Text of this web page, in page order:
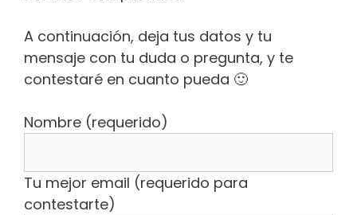
A continuación, deja tus datos y tu
mensaje con tu duda o pregunta, y te
contestaré en cuanto pueda 🙂
Nombre (requerido)
Tu mejor email (requerido para
contestarte)